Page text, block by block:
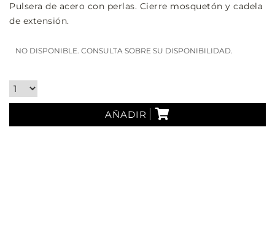
Pulsera de acero con perlas. Cierre mosquetón y cadela
de extensión.
NO DISPONIBLE. CONSULTA SOBRE SU DISPONIBILIDAD.
AÑADIR